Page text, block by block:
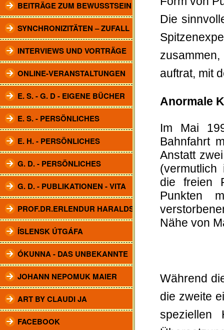
BEITRÄGE ZUM BEWUSSTSEIN
SYNCHRONIZITÄTEN – ZUFALL
INTERVIEWS UND VORTRÄGE
ONLINE-VERANSTALTUNGEN
E. S. - G. D - EIGENE BÜCHER
E. S. - PERSÖNLICHES
E. H. - PERSÖNLICHES
G. D. - PERSÖNLICHES
G. D. - PUBLIKATIONEN - VITA
PROF.DR.ERLENDUR HARALDSSON
ÍSLENSK ÚTGÁFA
ÓKUNNA - DAS UNBEKANNTE
JOHANN NEPOMUK MAIER
ART BY CLAUDI JA
FACEBOOK
Die
auftrat, mit
Anormale
Im Mai
Bahnfahrt
Anstatt
(vermutlich
die freien
Punkten
Nähe von
Während
die zweite
speziellen